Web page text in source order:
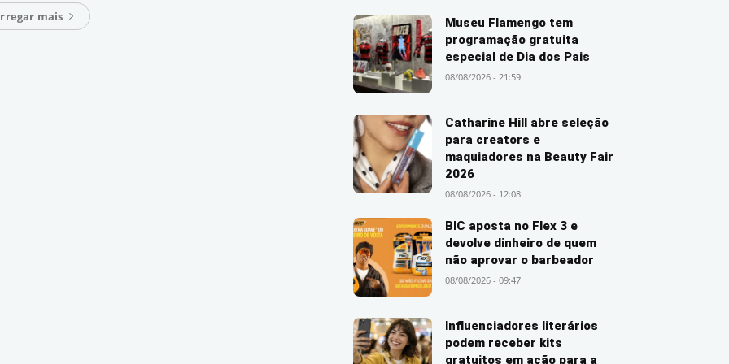
mais
Museu Flamengo tem
programação gratuita
especial de Dia dos Pais
08/08/2026 - 21:59
Catharine Hill abre seleção
para creators e
maquiadores na Beauty Fair
2026
08/08/2026 - 12:08
BIC aposta no Flex 3 e
devolve dinheiro de quem
não aprovar o barbeador
08/08/2026 - 09:47
Influenciadores literários
podem receber kits
gratuitos em ação para a